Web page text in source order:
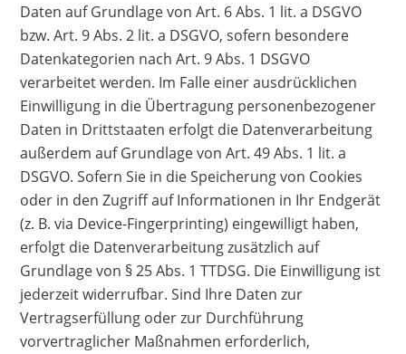
Daten auf Grundlage von Art. 6 Abs. 1 lit. a DSGVO
bzw. Art. 9 Abs. 2 lit. a DSGVO, sofern besondere
Datenkategorien nach Art. 9 Abs. 1 DSGVO
verarbeitet werden. Im Falle einer ausdrücklichen
Einwilligung in die Übertragung personenbezogener
Daten in Drittstaaten erfolgt die Datenverarbeitung
außerdem auf Grundlage von Art. 49 Abs. 1 lit. a
DSGVO. Sofern Sie in die Speicherung von Cookies
oder in den Zugriff auf Informationen in Ihr Endgerät
(z. B. via Device-Fingerprinting) eingewilligt haben,
erfolgt die Datenverarbeitung zusätzlich auf
Grundlage von § 25 Abs. 1 TTDSG. Die Einwilligung ist
jederzeit widerrufbar. Sind Ihre Daten zur
Vertragserfüllung oder zur Durchführung
vorvertraglicher Maßnahmen erforderlich,